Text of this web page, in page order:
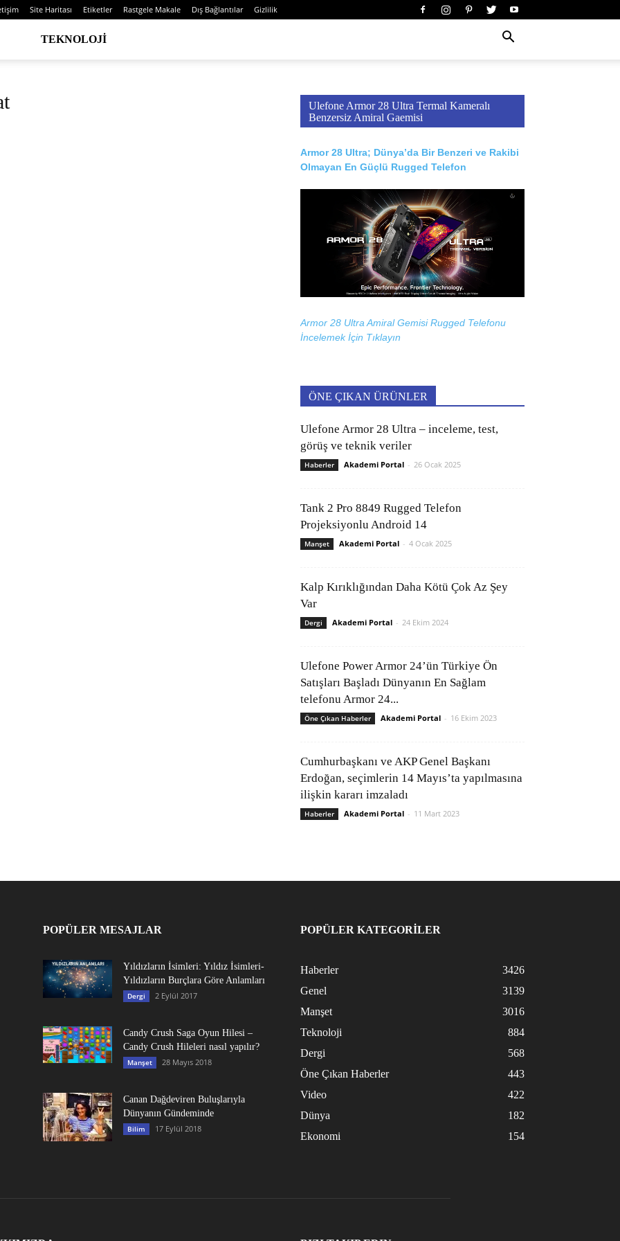
Site Haritası Etiketler Rastgele Makale Dış Bağlantılar Gizlilik
TEKNOLOJI
Ulefone Armor 28 Ultra Termal Kameralı
Benzersiz Amiral Gaemisi
Armor 28 Ultra; Dünya’da Bir Benzeri ve Rakibi
Olmayan En Güçlü Rugged Telefon
Armor 28 Ultra Amiral Gemisi Rugged Telefonu
İncelemek İçin Tıklayın
ÖNE ÇIKAN ÜRÜNLER
Ulefone Armor 28 Ultra – inceleme, test,
görüş ve teknik veriler
Haberler Akademi Portal - 26 Ocak 2025
Tank 2 Pro 8849 Rugged Telefon
Projeksiyonlu Android 14
Manşet Akademi Portal - 4 Ocak 2025
Kalp Kırıklığından Daha Kötü Çok Az Şey
Var
Dergi Akademi Portal - 24 Ekim 2024
Ulefone Power Armor 24’ün Türkiye Ön
Satışları Başladı Dünyanın En Sağlam
telefonu Armor 24...
Öne Çıkan Haberler Akademi Portal - 16 Ekim 2023
Cumhurbaşkanı ve AKP Genel Başkanı
Erdoğan, seçimlerin 14 Mayıs’ta yapılmasına
ilişkin kararı imzaladı
Haberler Akademi Portal - 11 Mart 2023
POPÜLER MESAJLAR
Yıldızların İsimleri: Yıldız İsimleri-
Yıldızların Burçlara Göre Anlamları
Dergi 2 Eylül 2017
Candy Crush Saga Oyun Hilesi –
Candy Crush Hileleri nasıl yapılır?
Manşet 28 Mayıs 2018
Canan Dağdeviren Buluşlarıyla
Dünyanın Gündeminde
Bilim 17 Eylül 2018
POPÜLER KATEGORİLER
Haberler
3426
Genel
3139
Manşet
3016
Teknoloji
884
Dergi
568
Öne Çıkan Haberler
443
Video
422
Dünya
182
Ekonomi
154